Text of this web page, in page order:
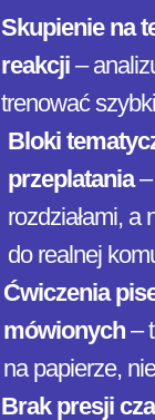
Skupienie na
reakcji –
trenować
Bloki
przeplatania–
rozdziałami, a
do realnej
Ćwiczenia
mówionych –
na papierze,
Brak presji